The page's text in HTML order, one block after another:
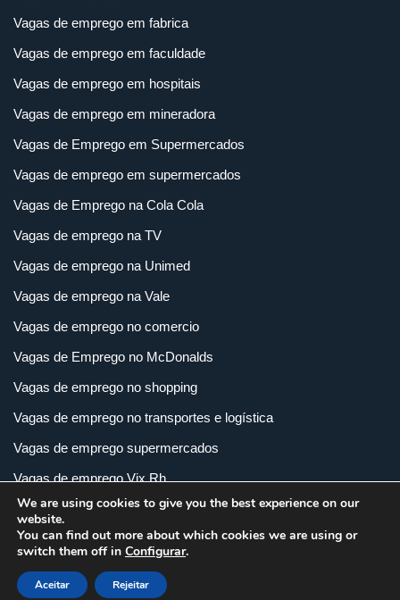
Vagas de emprego em fabrica
Vagas de emprego em faculdade
Vagas de emprego em hospitais
Vagas de emprego em mineradora
Vagas de Emprego em Supermercados
Vagas de emprego em supermercados
Vagas de Emprego na Cola Cola
Vagas de emprego na TV
Vagas de emprego na Unimed
Vagas de emprego na Vale
Vagas de emprego no comercio
Vagas de Emprego no McDonalds
Vagas de emprego no shopping
Vagas de emprego no transportes e logística
Vagas de emprego supermercados
Vagas de emprego Vix Rh
Vagas de empregos em imobiliária
Vagas de empregos em loja
Vagas de empregos na indústria
We are using cookies to give you the best experience on our
website.
You can find out more about which cookies we are using or
switch them off in Configurar.
Aceitar Rejeitar